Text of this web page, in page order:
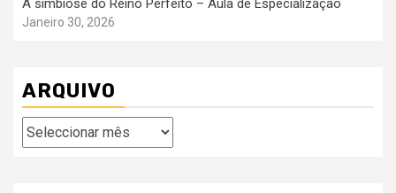
A simbiose do Reino Perfeito – Aula de Especialização
Janeiro 30, 2026
ARQUIVO
Arquivo